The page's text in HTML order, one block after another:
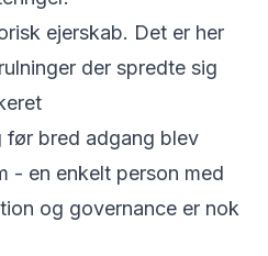
ejerskab. Det er her
der spredte sig
før bred adgang blev
- en enkelt person med
og governance er nok